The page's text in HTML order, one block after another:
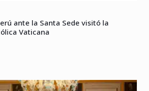
ante la Santa Sede visitó la
Vaticana